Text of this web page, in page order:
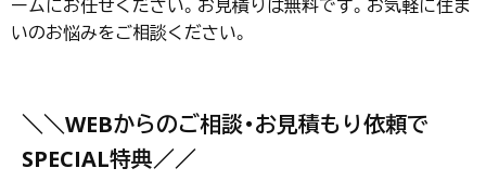
ームにお任せください。お見積りは無料です。お気軽に住ま
いのお悩みをご相談ください。
＼＼WEBからのご相談・お見積もり依頼で
SPECIAL特典／／